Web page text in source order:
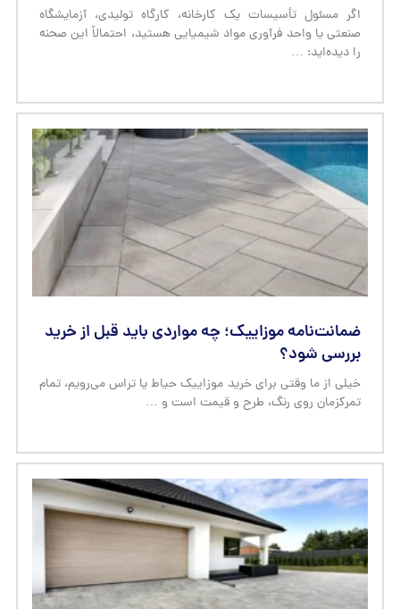
اگر مسئول تأسیسات یک کارخانه، کارگاه تولیدی، آزمایشگاه
صنعتی یا واحد فرآوری مواد شیمیایی هستید، احتمالاً این صحنه
را دیده‌اید: …
ضمانت‌نامه موزاییک؛ چه مواردی باید قبل از خرید
بررسی شود؟
خیلی از ما وقتی برای خرید موزاییک حیاط یا تراس می‌رویم، تمام
تمرکزمان روی رنگ، طرح و قیمت است و …